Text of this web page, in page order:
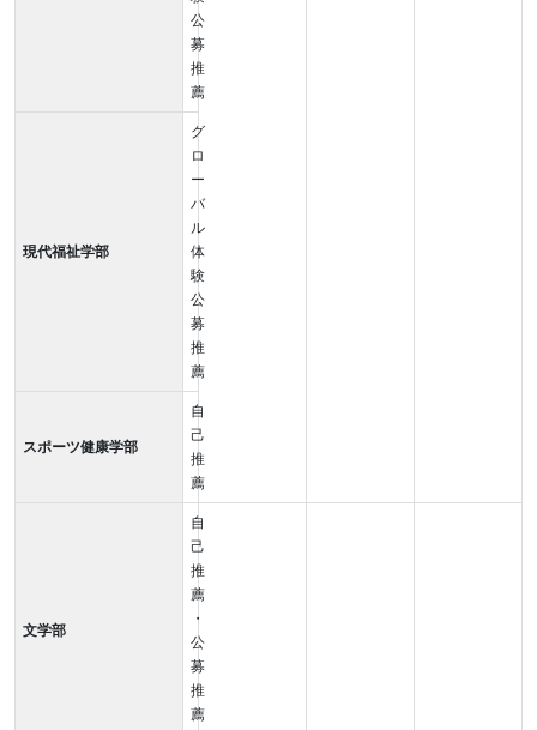
公
募
推
薦
現代福祉学部
グ
ロ
ー
バ
ル
体
験
公
募
推
薦
スポーツ健康学部
自
己
推
薦
文学部
自
己
推
薦
・
公
募
推
薦